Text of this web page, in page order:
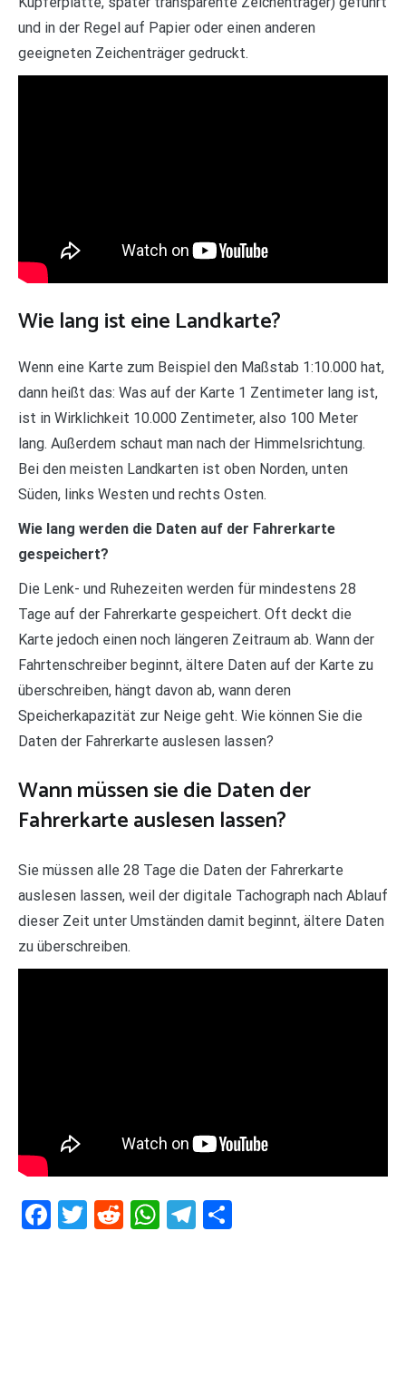
und in der Regel auf Papier oder einen anderen
geeigneten Zeichenträger gedruckt.
Wie lang ist eine Landkarte?
Wenn eine Karte zum Beispiel den Maßstab 1:10.000 hat,
dann heißt das: Was auf der Karte 1 Zentimeter lang ist,
ist in Wirklichkeit 10.000 Zentimeter, also 100 Meter
lang. Außerdem schaut man nach der Himmelsrichtung.
Bei den meisten Landkarten ist oben Norden, unten
Süden, links Westen und rechts Osten.
Wie lang werden die Daten auf der Fahrerkarte
gespeichert?
Die Lenk- und Ruhezeiten werden für mindestens 28
Tage auf der Fahrerkarte gespeichert. Oft deckt die
Karte jedoch einen noch längeren Zeitraum ab. Wann der
Fahrtenschreiber beginnt, ältere Daten auf der Karte zu
überschreiben, hängt davon ab, wann deren
Speicherkapazität zur Neige geht. Wie können Sie die
Daten der Fahrerkarte auslesen lassen?
Wann müssen sie die Daten der
Fahrerkarte auslesen lassen?
Sie müssen alle 28 Tage die Daten der Fahrerkarte
auslesen lassen, weil der digitale Tachograph nach Ablauf
dieser Zeit unter Umständen damit beginnt, ältere Daten
zu überschreiben.
Facebook
Twitter
RedditWhatsApp
Telegram